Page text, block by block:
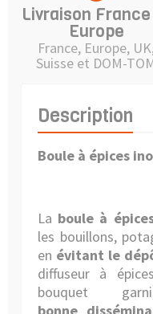
Livraison
Europe
France, Europe,
Suisse et DOM-
Description
Boule à épices
La boule à
les bouillons,
en évitant le
diffuseur à
bouquet